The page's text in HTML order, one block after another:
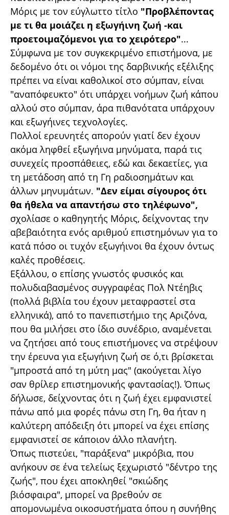
Μόρις με τον εύγλωττο τίτλο "Προβλέποντας
με τι θα μοιάζει η εξωγήινη ζωή -και
προετοιμαζόμενοι για το χειρότερο"...
Σύμφωνα με τον συγκεκριμένο επιστήμονα, με
δεδομένο ότι οι νόμοι της δαρβινικής εξέλιξης
πρέπει να είναι καθολικοί στο σύμπαν, είναι
"αναπόφευκτο" ότι υπάρχει νοήμων ζωή κάπου
αλλού στο σύμπαν, άρα πιθανότατα υπάρχουν
και εξωγήινες τεχνολογίες.
Πολλοί ερευνητές απορούν γιατί δεν έχουν
ακόμα ληφθεί εξωγήινα μηνύματα, παρά τις
συνεχείς προσπάθειες, εδώ και δεκαετίες, για
τη μετάδοση από τη Γη ραδιοσημάτων και
άλλων μηνυμάτων. "Δεν είμαι σίγουρος ότι
θα ήθελα να απαντήσω στο τηλέφωνο",
σχολίασε ο καθηγητής Μόρις, δείχνοντας την
αβεβαιότητα ενός αριθμού επιστημόνων για το
κατά πόσο οι τυχόν εξωγήινοι θα έχουν όντως
καλές προθέσεις.
Εξάλλου, ο επίσης γνωστός φυσικός και
πολυδιαβασμένος συγγραφέας Πολ Ντέηβις
(πολλά βιβλία του έχουν μεταφραστεί στα
ελληνικά), από το πανεπιστήμιο της Αριζόνα,
που θα μιλήσει στο ίδιο συνέδριο, αναμένεται
να ζητήσει από τους επιστήμονες να στρέψουν
την έρευνα για εξωγήινη ζωή σε ό,τι βρίσκεται
"μπροστά από τη μύτη μας" (ακούγεται λίγο
σαν θρίλερ επιστημονικής φαντασίας!). Όπως
δήλωσε, δείχνοντας ότι η ζωή έχει εμφανιστεί
πάνω από μια φορές πάνω στη Γη, θα ήταν η
καλύτερη απόδειξη ότι μπορεί να έχει επίσης
εμφανιστεί σε κάποιον άλλο πλανήτη.
Όπως πιστεύει, "παράξενα" μικρόβια, που
ανήκουν σε ένα τελείως ξεχωριστό "δέντρο της
ζωής", που έχει αποκληθεί "σκιώδης
βιόσφαιρα", μπορεί να βρεθούν σε
απομονωμένα οικοσυστήματα όπου η συνήθης